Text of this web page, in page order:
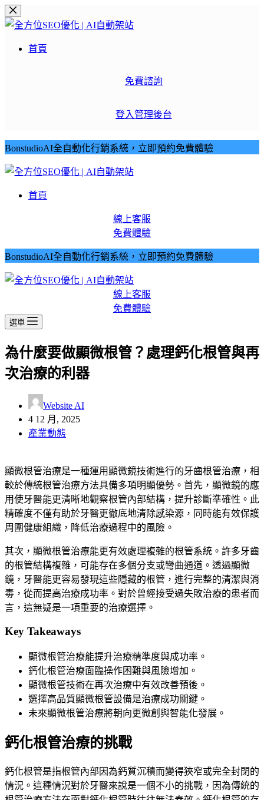
跳
至
首頁
免費諮詢
登入管理後台
BonstudioAI全自動化行銷系統，立即預約免費體驗
首頁
線上客服
免費體驗
BonstudioAI全自動化行銷系統，立即預約免費體驗
線上客服
免費體驗
選單
為什麼要做顯微根管？處理鈣化根管與再
次治療的利器
Website AI
4 12 月, 2025
產業動態
顯微根管治療是一種運用顯微鏡技術進行的牙齒根管治療，相
較於傳統根管治療方法具備多項明顯優勢。首先，顯微鏡的應
用使牙醫能更清晰地觀察根管內部結構，提升診斷準確性。此
精確度不僅有助於牙醫更徹底地清除感染源，同時能有效保護
周圍健康組織，降低治療過程中的風險。
其次，顯微根管治療能更有效處理複雜的根管系統。許多牙齒
的根管結構複雜，可能存在多個分支或彎曲通道。透過顯微
鏡，牙醫能更容易發現這些隱藏的根管，進行完整的清潔與消
毒，從而提高治療成功率。對於曾經接受過失敗治療的患者而
言，這無疑是一項重要的治療選擇。
Key Takeaways
顯微根管治療能提升治療精準度與成功率。
鈣化根管治療面臨操作困難與風險增加。
顯微根管技術在再次治療中有效改善預後。
選擇高品質顯微根管設備是治療成功關鍵。
未來顯微根管治療將朝向更微創與智能化發展。
鈣化根管治療的挑戰
鈣化根管是指根管內部因為鈣質沉積而變得狹窄或完全封閉的
情況。這種情況對於牙醫來說是一個不小的挑戰，因為傳統的